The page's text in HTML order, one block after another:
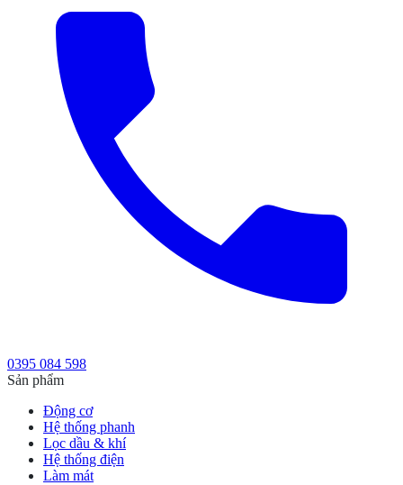
0395 084 598
Sản phẩm
Động cơ
Hệ thống phanh
Lọc dầu & khí
Hệ thống điện
Làm mát